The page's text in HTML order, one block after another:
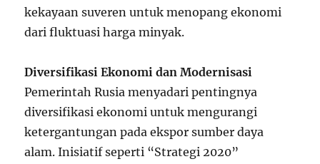
kekayaan suveren untuk menopang ekonomi
dari fluktuasi harga minyak.
Diversifikasi Ekonomi dan Modernisasi
Pemerintah Rusia menyadari pentingnya
diversifikasi ekonomi untuk mengurangi
ketergantungan pada ekspor sumber daya
alam. Inisiatif seperti “Strategi 2020”